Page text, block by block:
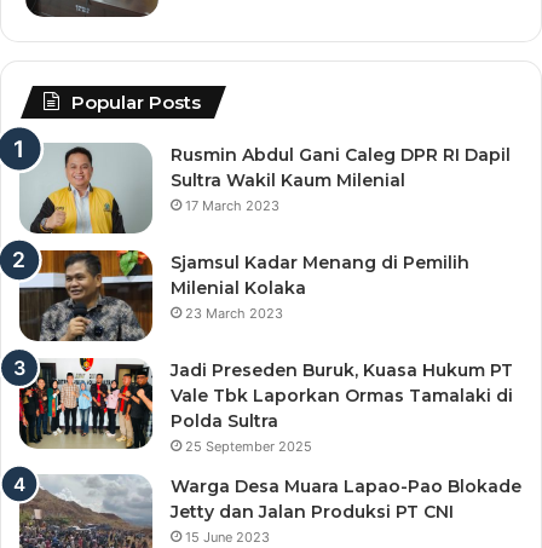
Popular Posts
Rusmin Abdul Gani Caleg DPR RI Dapil
Sultra Wakil Kaum Milenial
17 March 2023
Sjamsul Kadar Menang di Pemilih
Milenial Kolaka
23 March 2023
Jadi Preseden Buruk, Kuasa Hukum PT
Vale Tbk Laporkan Ormas Tamalaki di
Polda Sultra
25 September 2025
Warga Desa Muara Lapao-Pao Blokade
Jetty dan Jalan Produksi PT CNI
15 June 2023